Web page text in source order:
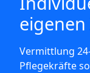
Vermittlung
Pflegekräfte